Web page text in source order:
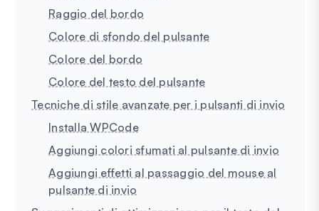
Raggio del bordo
Colore di sfondo del pulsante
Colore del bordo
Colore del testo del pulsante
Tecniche di stile avanzate per i pulsanti di invio
Installa WPCode
Aggiungi colori sfumati al pulsante di invio
Aggiungi effetti al passaggio del mouse al
pulsante di invio